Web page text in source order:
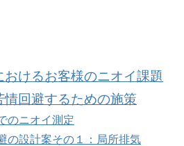
おけるお客様のニオイ課題
情回避するための施策
のニオイ測定
の設計案その１：局所排気